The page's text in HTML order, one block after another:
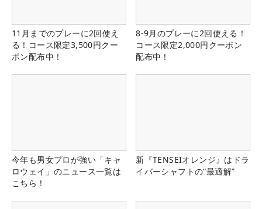
11月までのプレーに2回使え
る！コース限定3,500円クー
ポン配布中！
8-9月のプレーに2回使える！
コース限定2,000円クーポン
配布中！
今年も男女プロが強い「キャ
ロウェイ」のニュース一覧は
こちら！
新『TENSEIオレンジ』はドラ
イバーシャフトの“最適解”